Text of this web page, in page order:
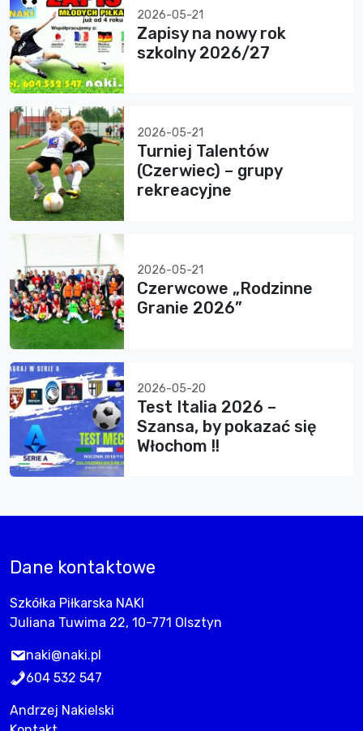
2026-05-21
Zapisy na nowy rok
szkolny 2026/27
2026-05-21
Turniej Talentów
(Czerwiec) – grupy
rekreacyjne
2026-05-21
Czerwcowe „Rodzinne
Granie 2026”
2026-05-20
Test Italia 2026 –
Szansa, by pokazać się
Włochom !!
Dane kontaktowe
Szkółka Piłkarska NAKI
Juliana Tuwima 22, 10-771 Olsztyn
naki@naki.pl
604 532 547
Andrzej Nakielski